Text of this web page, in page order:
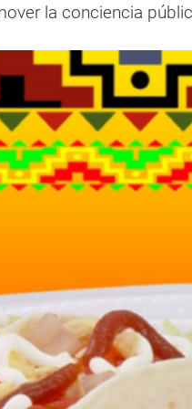
la conciencia